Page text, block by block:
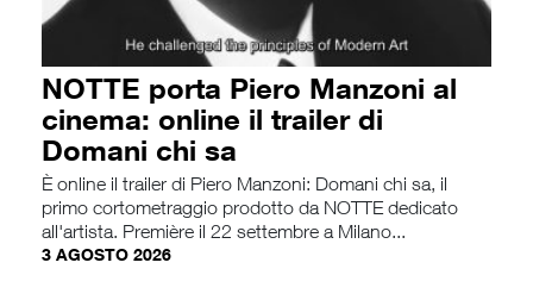
NOTTE porta Piero Manzoni al
cinema: online il trailer di
Domani chi sa
È online il trailer di Piero Manzoni: Domani chi sa, il
primo cortometraggio prodotto da NOTTE dedicato
all'artista. Première il 22 settembre a Milano...
3 AGOSTO 2026